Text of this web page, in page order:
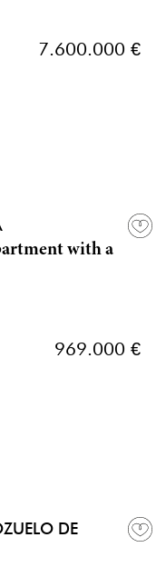
7.600.000 €
with a
969.000 €
DE